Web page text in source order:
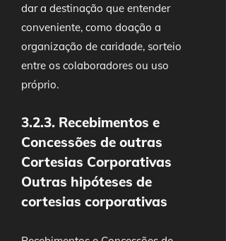
dar a destinação que entender
conveniente, como doação a
organização de caridade, sorteio
entre os colaboradores ou uso
próprio.
3.2.3. Recebimentos e
Concessões de outras
Cortesias Corporativas
Outras hipóteses de
cortesias corporativas